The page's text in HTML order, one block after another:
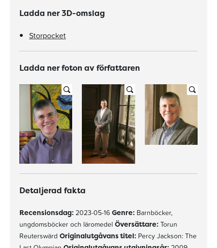
Ladda ner 3D-omslag
Storpocket
Ladda ner foton av författaren
Detaljerad fakta
Recensionsdag: 2023-05-16 Genre: Barnböcker,
ungdomsböcker och läromedel Översättare: Torun
Reuterswärd Originalutgåvans titel: Percy Jackson: The